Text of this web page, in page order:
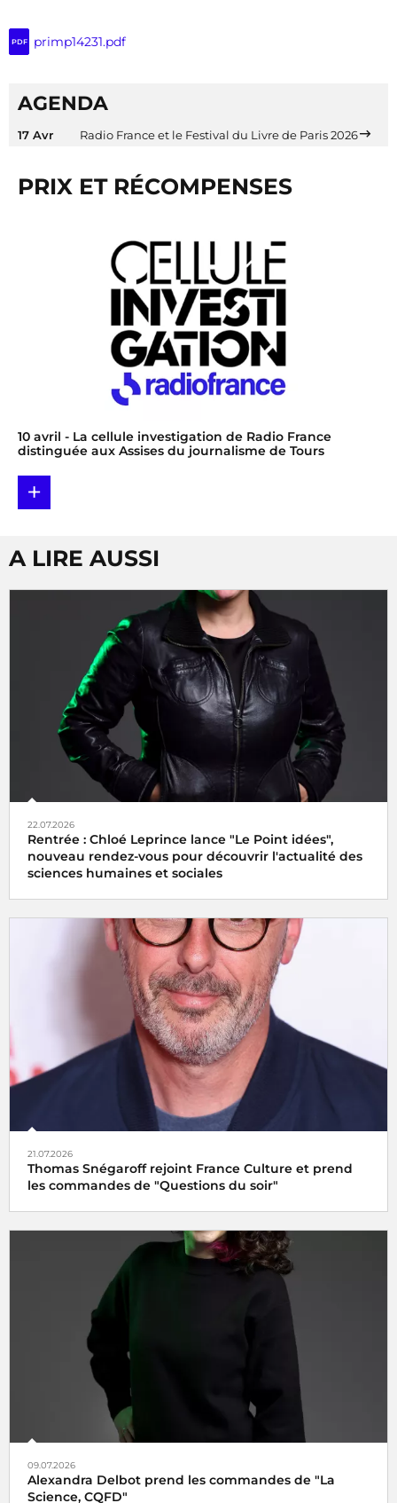
PDF primp14231.pdf
AGENDA
17 Avr Radio France et le Festival du Livre de Paris 2026
PRIX ET RÉCOMPENSES
10 avril - La cellule investigation de Radio France
distinguée aux Assises du journalisme de Tours
+
A LIRE AUSSI
22.07.2026
Rentrée : Chloé Leprince lance "Le Point idées",
nouveau rendez-vous pour découvrir l'actualité des
sciences humaines et sociales
21.07.2026
Thomas Snégaroff rejoint France Culture et prend
les commandes de "Questions du soir"
09.07.2026
Alexandra Delbot prend les commandes de "La
Science, CQFD"